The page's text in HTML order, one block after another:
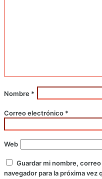
Nombre *
Correo electrónico *
Web
Guardar mi nombre,
navegador para la próxima vez